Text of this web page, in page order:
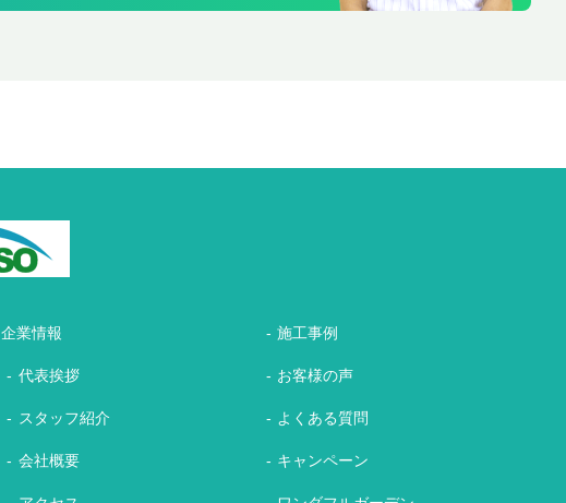
企業情報
代表挨拶
スタッフ紹介
会社概要
施工事例
お客様の声
よくある質問
キャンペーン